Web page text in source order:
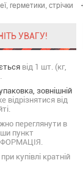
герметики, стрічки
УВАГУ!
від 1 шт. (кг,
зовнішній
відрізнятися від
переглянути в
пункт
при купівлі кратній